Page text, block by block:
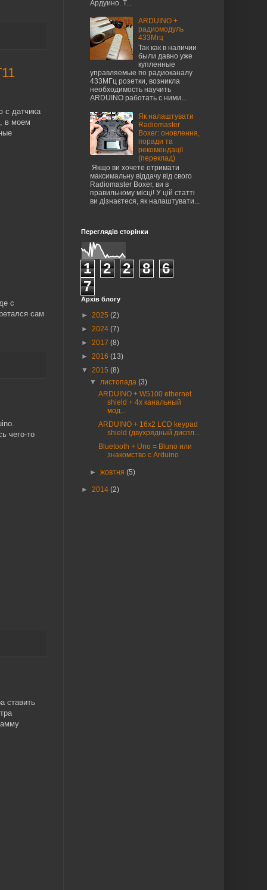
с датчика
в моем
с
сам
чего-то
ставить
Ардуино. Т...
ARDUINO +
радиомодуль
433Мгц
Так как в наличии
были давно уже
купленные
управляемые по радиоканалу
433МГц розетки, возникла
необходимость научить
ARDUINO работать с ними...
Як налаштувати
Radiomaster
Boxer: оновлення,
поради та
рекомендації
(переклад)
Якщо ви хочете отримати
максимальну віддачу від свого
Radiomaster Boxer, ви в
правильному місці! У цій статті
ви дізнаєтеся, як налаштувати...
Переглядів сторінки
1 2 2 8
6
7
Архів блогу
► 2025 (2)
► 2024 (7)
► 2017 (8)
► 2016 (13)
▼ 2015 (8)
▼ листопада (3)
ARDUINO + W5100 ethernet
shield + 4х канальный
мод...
ARDUINO + 16х2 LCD keypad
shield (двухрядный диспл...
Bluetooth + Uno = Bluno или
знакомство с Arduino
► жовтня (5)
► 2014 (2)